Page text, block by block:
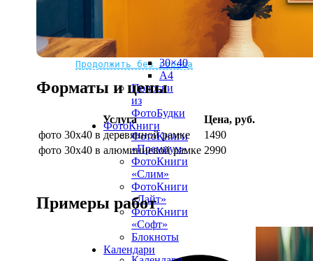
Не нашли Ваш город?
Мы доставляем по всему миру
Продолжить без города
30×40
A4
Полоски
из
ФотоБудки
ФотоКниги
ФотоКниги
«Премиум»
ФотоКниги
«Слим»
ФотоКниги
«Лайт»
ФотоКниги
«Софт»
Блокноты
Календари
Форматы и цены
Услуга
Цена, руб.
фото 30х40 в деревянной рамке
1490
фото 30х40 в алюминиевой рамке 2990
Примеры работ